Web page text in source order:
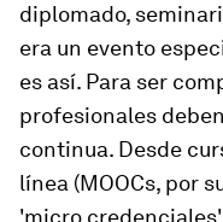
diplomado,
era un evento
es así. Para ser
profesionales
continua. Desde
línea (MOOCs, por
'micro